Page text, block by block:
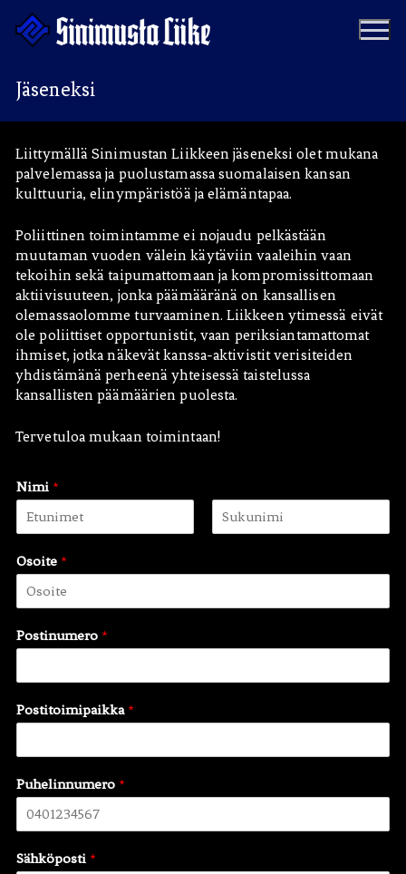
Hyppää
sisältöön
Puolue
Tapahtumat
Yhteystiedot
Vaalit
Ohjelma
Jäseneksi
Artikkelit
Uutiset
Blogit
Kauppa
Hae:
Jäseneksi
Liittymällä Sinimustan Liikkeen jäseneksi olet mukana
palvelemassa ja puolustamassa suomalaisen kansan
kulttuuria, elinympäristöä ja elämäntapaa.
Poliittinen toimintamme ei nojaudu pelkästään
muutaman vuoden välein käytäviin vaaleihin vaan
tekoihin sekä taipumattomaan ja kompromissittomaan
aktiivisuuteen, jonka päämääränä on kansallisen
olemassaolomme turvaaminen. Liikkeen ytimessä eivät
ole poliittiset opportunistit, vaan periksiantamattomat
ihmiset, jotka näkevät kanssa-aktivistit verisiteiden
yhdistämänä perheenä yhteisessä taistelussa
kansallisten päämäärien puolesta.
Tervetuloa mukaan toimintaan!
Nimi *
i
r
Osoite *
Postinumero *
Postitoimipaikka*
Puhelinnumero *
Sähköposti *